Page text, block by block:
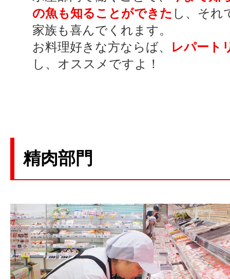
の魚も知ることができた し、それ
家族も喜んでくれます。
お料理好きな方ならば、 レパート
し、オススメですよ！
精肉部門